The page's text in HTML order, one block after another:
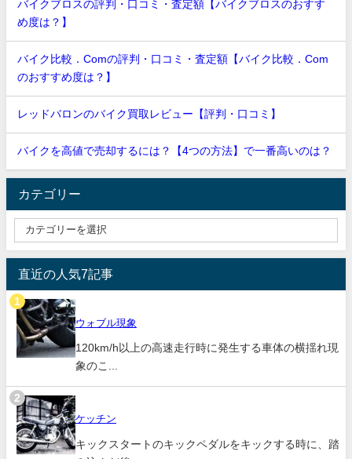
バイクブロスの評判・口コミ・査定額【バイクブロスのおすす
め度は？】
バイク比較．Comの評判・口コミ・査定額【バイク比較．Com
のおすすめ度は？】
レッドバロンのバイク買取レビュー【評判・口コミ】
バイクを高値で売却するには？【4つの方法】で一番高いのは？
カテゴリー
直近の人気7記事
ウォブル現象
120km/h以上の高速走行時に発生する車体の横揺れ現
象のこ...
ケッチン
キックスタートのキックペダルをキックする時に、踏